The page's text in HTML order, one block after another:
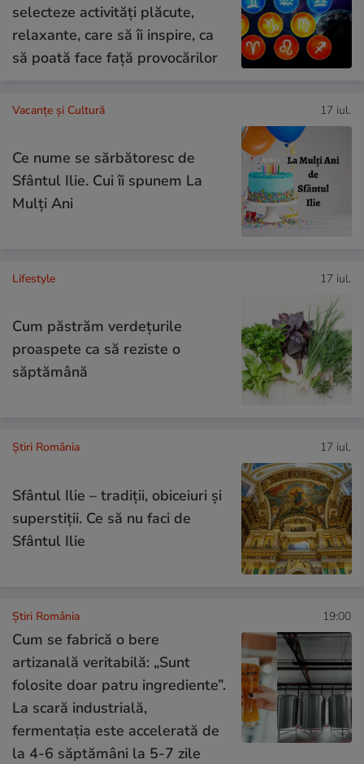
selecteze activități plăcute,
relaxante, care să îi inspire, ca
să poată face față provocărilor
Vacanțe și Cultură 17 iul.
Ce nume se sărbătoresc de
Sfântul Ilie. Cui îi spunem La
Mulți Ani
Lifestyle 17 iul.
Cum păstrăm verdețurile
proaspete ca să reziste o
săptămână
Știri România 17 iul.
Sfântul Ilie – tradiții, obiceiuri și
superstiții. Ce să nu faci de
Sfântul Ilie
Știri România 19:00
Cum se fabrică o bere
artizanală veritabilă: „Sunt
folosite doar patru ingrediente”.
La scară industrială,
fermentația este accelerată de
la 4-6 săptămâni la 5-7 zile